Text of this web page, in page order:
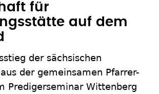
für
auf dem
der sächsischen
der gemeinsamen Pfarrer-
Predigerseminar Wittenberg